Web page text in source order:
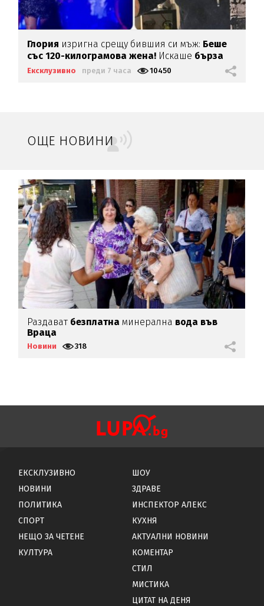
Глория изригна срещу бившия си мъж: Беше
със 120-килограмова жена! Искаше бърза
печалба...
Ексклузивно преди 7 часа 10450
ОЩЕ НОВИНИ
Раздават безплатна минерална вода във
Враца
Новини 318
ЕКСКЛУЗИВНО
НОВИНИ
ПОЛИТИКА
СПОРТ
НЕЩО ЗА ЧЕТЕНЕ
КУЛТУРА
ШОУ
ЗДРАВЕ
ИНСПЕКТОР АЛЕКС
КУХНЯ
АКТУАЛНИ НОВИНИ
КОМЕНТАР
СТИЛ
МИСТИКА
ЦИТАТ НА ДЕНЯ